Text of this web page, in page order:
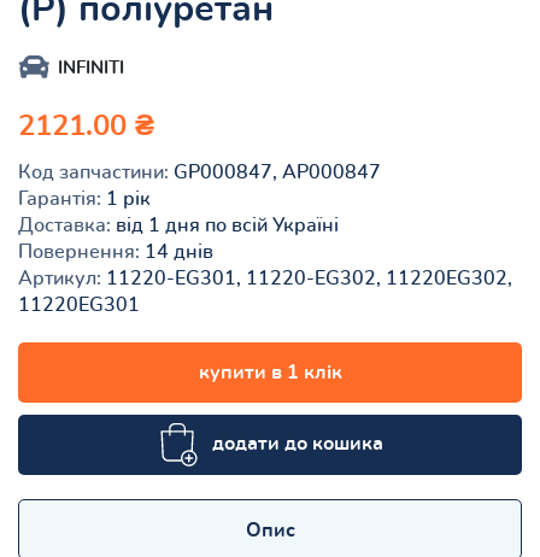
(Р) поліуретан
INFINITI
2121.00 ₴
Код запчастини: GP000847, AP000847
Гарантія: 1 рік
Доставка: від 1 дня по всій Україні
Повернення: 14 днів
Артикул: 11220-EG301, 11220-EG302, 11220EG302,
11220EG301
купити в 1 клік
додати до кошика
Опис